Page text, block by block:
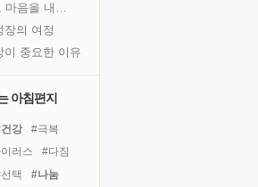
귀를 열고 마음을 내어주고
장의 여정
이 중요한 이유
아침편지
강
#극복
러스
#다짐
택
#나눔